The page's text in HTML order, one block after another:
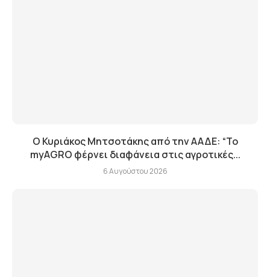
Ο Κυριάκος Μητσοτάκης από την ΑΑΔΕ: “Το
myAGRO φέρνει διαφάνεια στις αγροτικές...
6 Αυγούστου 2026